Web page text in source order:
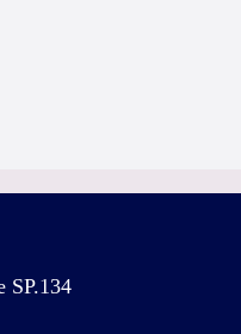
SP.134